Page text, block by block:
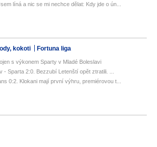
líná a nic se mi nechce dělat: Kdy jde o ún...
kokoti Fortuna liga
s výkonem Sparty v Mladé Boleslavi
- Sparta 2:0. Bezzubí Letenští opět ztratili. ...
0:2. Klokani mají první výhru, premiérovou t...